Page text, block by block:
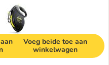
Voeg beide toe aan
winkelwagen